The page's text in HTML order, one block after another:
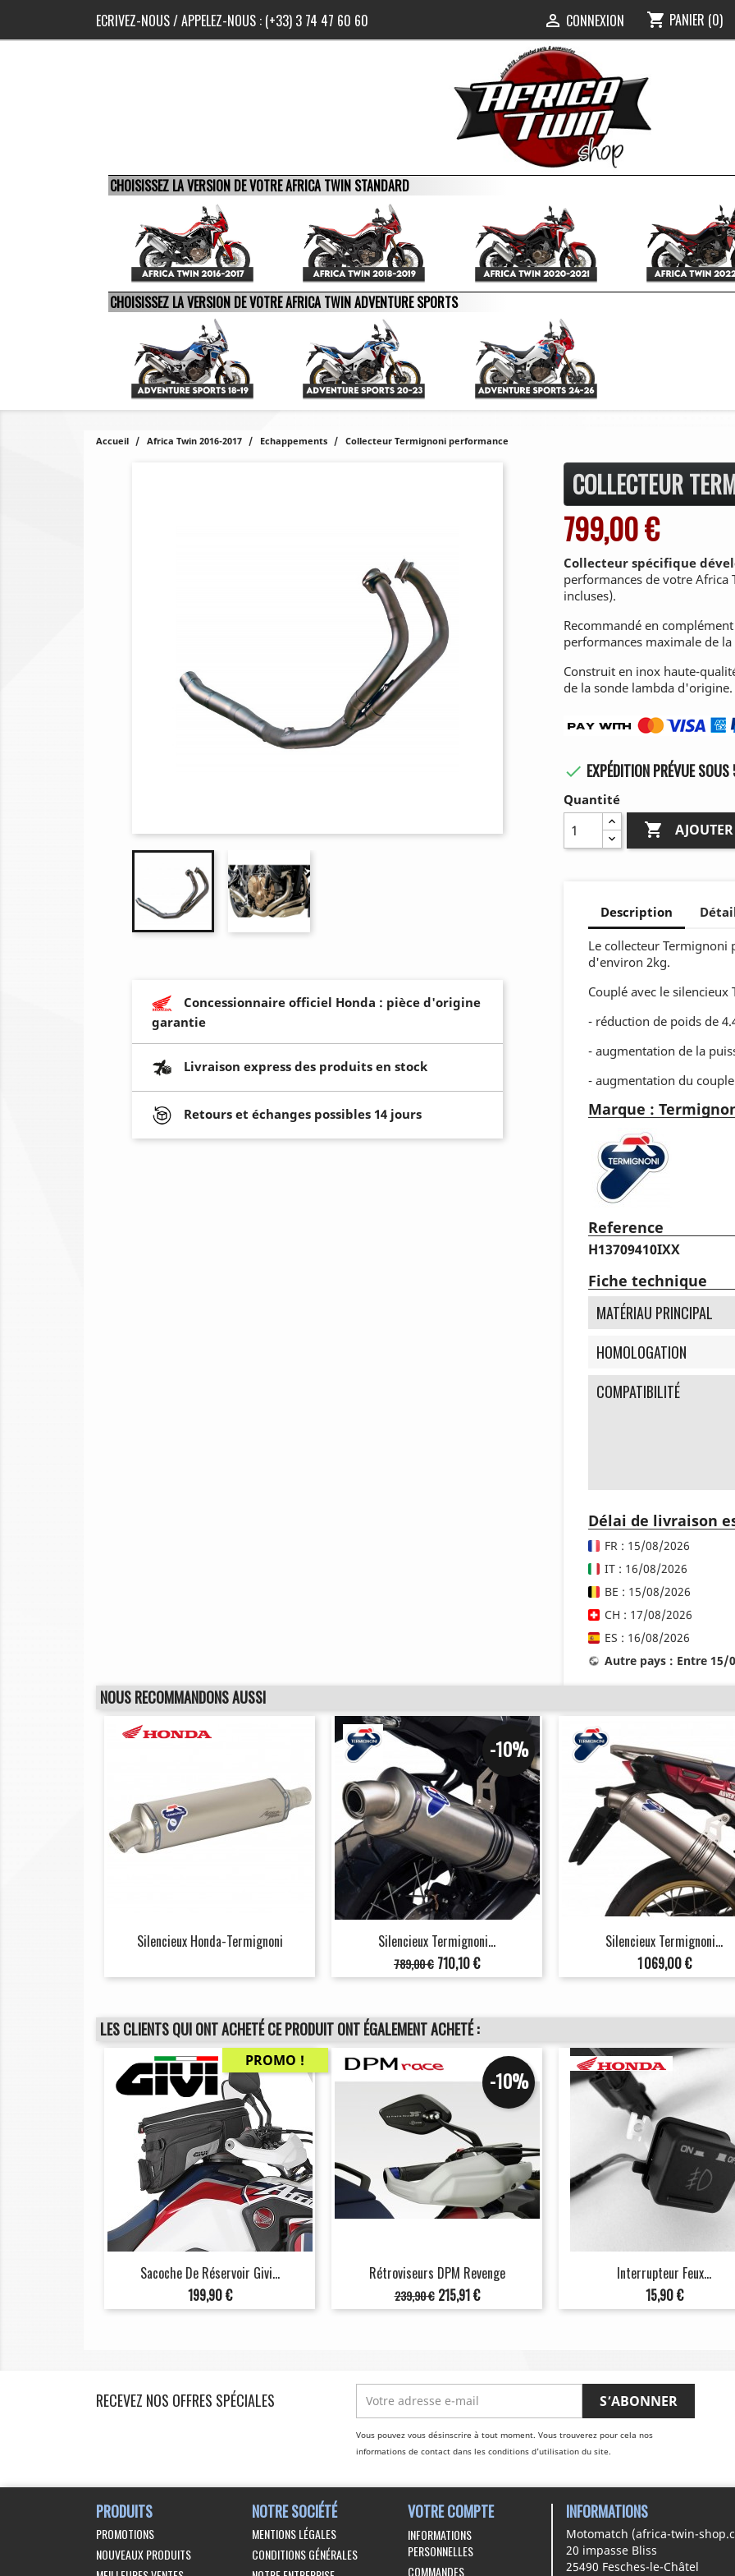
ECRIVEZ-NOUS/ APPELEZ-NOUS : (+33) 3 74 47 60 60  CONNEXION shopping_cart PANIER (0)
CHOISISSEZ LA VERSION DE VOTRE AFRICA TWIN STANDARD
CHOISISSEZ LA VERSION DE VOTRE AFRICA TWIN ADVENTURE SPORTS
Accueil Africa Twin 2016-2017 Echappements Collecteur Termignoni performance
Concessionnaire officiel Honda : pièce d'origine
garantie
Livraison express des produits en stock
Retours et échanges possibles 14 jours
COLLECTEUR
799,00 €
Collecteur spécifique
performances de votre Africa
incluses).
Recommandé en
performances maximale de
Construit en inox haute-
de la sonde lambda d'origine.
 EXPÉDITION PRÉVUE
Quantité

Description
Le collecteur Termignoni
d'environ 2kg.
Couplé avec le
- réduction de poids de
- augmentation de la
- augmentation du
Marque :
Reference
H13709410IXX
Fiche technique
MATÉRIAU PRINCIPAL
HOMOLOGATION
COMPATIBILITÉ
Délai de livraison
FR : 15/08/2026
IT : 16/08/2026
BE : 15/08/2026
CH : 17/08/2026
ES : 16/08/2026
Autre pays : Entre 15/
NOUS RECOMMANDONS AUSSI
Silencieux Honda-Termignoni
Silencieux Termignoni...
Prix
de
789,00 €
-10%
Prix
710,10 €
Silencieux Termignoni...
Prix
1 069,00 €
LES CLIENTS QUI ONT ACHETÉ CE PRODUIT ONT ÉGALEMENT ACHETÉ :
Sacoche De Réservoir Givi...
Prix
199,90 €
PROMO !
Rétroviseurs DPM Revenge
Prix
de
239,90 €
-10%
Prix
215,91 €
Interrupteur Feux...
Prix
15,90 €
RECEVEZ NOS OFFRES SPÉCIALES
Vous pouvez vous désinscrire à tout moment. Vous trouverez pour cela nos
informations de contact dans les conditions d'utilisation du site.
PRODUITS
PROMOTIONS
NOUVEAUX PRODUITS
NOTRE SOCIÉTÉ
MENTIONS LÉGALES
CONDITIONS GÉNÉRALES
VOTRE COMPTE
INFORMATIONS
PERSONNELLES
COMMANDES
INFORMATIONS
Motomatch (africa-twin-
20 impasse Bliss
25490 Fesches-le-Châtel